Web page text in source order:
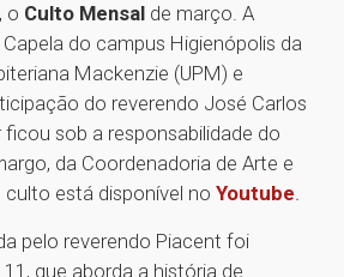
o Culto Mensal de março. A
do campus Higienópolis da
Mackenzie (UPM) e
do reverendo José Carlos
ficou sob a responsabilidade do
da Coordenadoria de Arte e
culto está disponível no Youtube.
pelo reverendo Piacent foi
que aborda a história de